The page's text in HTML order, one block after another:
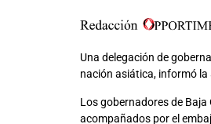
Una delegación de
nación asiática, informó la
Los gobernadores de
acompañados por el